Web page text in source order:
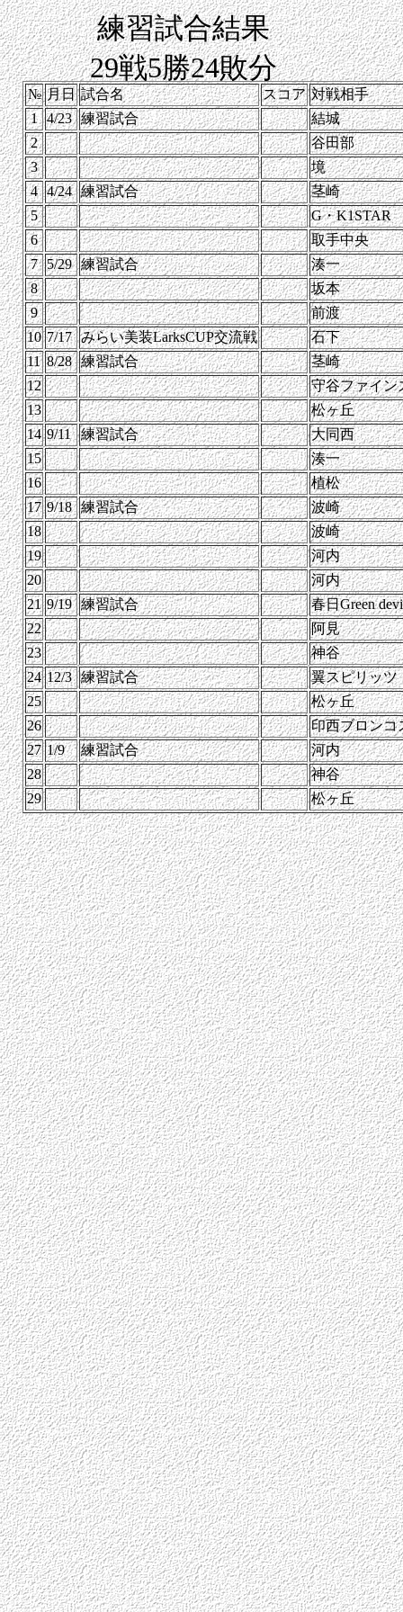
練習試合結果
29戦5勝24敗分
№ 月日 試合名 スコア 対戦相手
1 4/23 練習試合
結城
2
谷田部
3
境
4 4/24 練習試合
茎崎
5
G・K1STAR
6
取手中央
7 5/29 練習試合
湊一
8
坂本
9
前渡
10 7/17 みらい美装LarksCUP交流戦
石下
11 8/28 練習試合
茎崎
12
守谷ファイン
13
松ヶ丘
14 9/11 練習試合
大同西
15
湊一
16
植松
17 9/18 練習試合
波崎
18
波崎
19
河内
20
河内
21 9/19 練習試合
春日Green
22
阿見
23
神谷
24 12/3 練習試合
翼スピリッツ
25
松ヶ丘
26
印西ブロンコ
27 1/9 練習試合
河内
28
神谷
29
松ヶ丘